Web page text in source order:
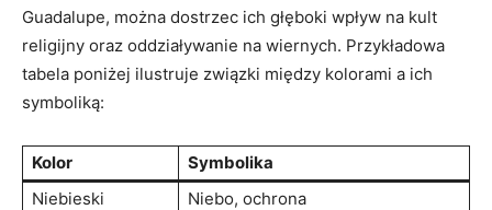
Guadalupe, można dostrzec ich głęboki wpływ na kult
religijny oraz oddziaływanie na wiernych. Przykładowa
‍tabela poniżej ilustruje związki między kolorami a ich
symboliką:
Kolor
Symbolika
Niebieski
Niebo,⁤ ochrona